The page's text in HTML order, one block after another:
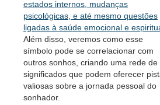
estados internos, mudanças
psicológicas, e até mesmo questões
ligadas à saúde emocional e
Além disso, veremos como esse
símbolo pode se correlacionar com
outros sonhos, criando uma rede de
significados que podem oferecer
valiosas sobre a jornada pessoal do
sonhador.